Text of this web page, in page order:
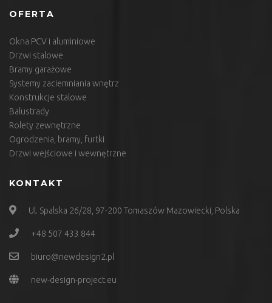
OFERTA
Okna PCV i aluminiowe
Drzwi stalowe
Bramy garażowe
Systemy zaciemniania wnętrz
Konstrukcje stalowe
Balustrady
Rolety zewnętrzne
Ogrodzenia, bramy, furtki
Drzwi wejściowe i wewnętrzne
KONTAKT
Ul. Spalska 26/28, 97-200 Tomaszów Mazowiecki, Polska
+48 507 433 844
biuro@newdesign2.pl
new-design-project.eu